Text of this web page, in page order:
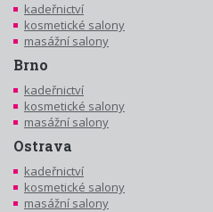
kadeřnictví
kosmetické salony
masážní salony
Brno
kadeřnictví
kosmetické salony
masážní salony
Ostrava
kadeřnictví
kosmetické salony
masážní salony